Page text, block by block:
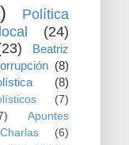
Política
(24)
Beatriz
(8)
(8)
(7)
Apuntes
Charlas
(6)